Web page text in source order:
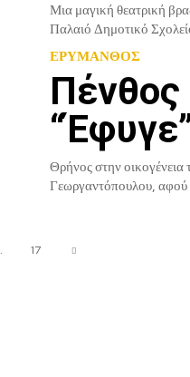
Μια μαγική θεατρική
Παλαιό Δημοτικό
ΕΡΥΜΑΝΘΟΣ
Πένθος
Θρήνος στην
Γεωργαντόπουλου, αφού
17